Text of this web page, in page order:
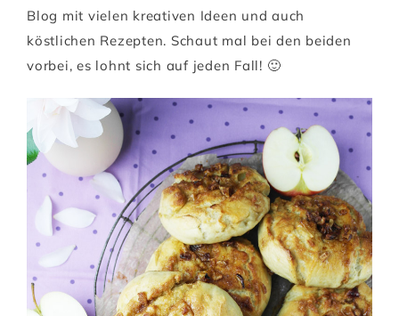
Blog mit vielen kreativen Ideen und auch
köstlichen Rezepten. Schaut mal bei den beiden
vorbei, es lohnt sich auf jeden Fall! 🙂